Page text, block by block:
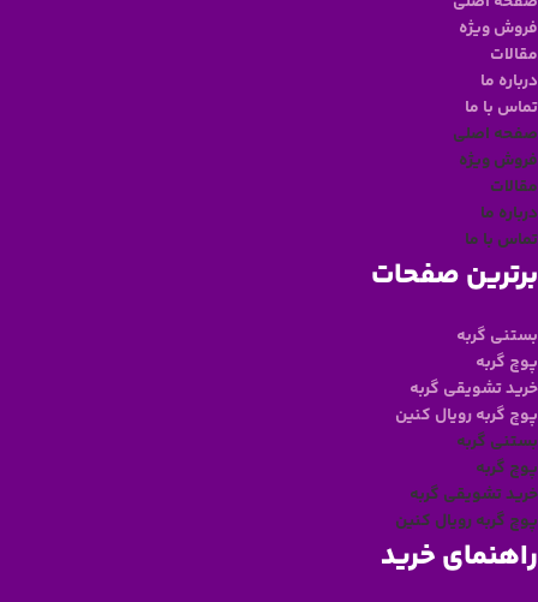
فروش ویژه
مقالات
درباره ما
تماس با ما
صفحه اصلی
فروش ویژه
مقالات
درباره ما
تماس با ما
برترین صفحات
بستنی گربه
پوچ گربه
خرید تشویقی گربه
پوچ گربه رویال کنین
بستنی گربه
پوچ گربه
خرید تشویقی گربه
پوچ گربه رویال کنین
راهنمای خرید